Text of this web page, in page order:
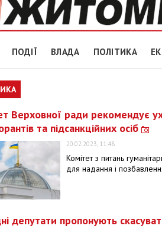
ПОДІЇ ВЛАДА ПОЛІТИКА
Верховної ради рекомендує
та підсанкційних осіб
20.02.2023, 11:48
Комітет з питань
для надання і
депутати пропонують